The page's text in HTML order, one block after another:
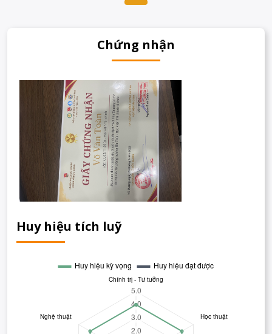
Chứng nhận
Huy hiệu tích luỹ